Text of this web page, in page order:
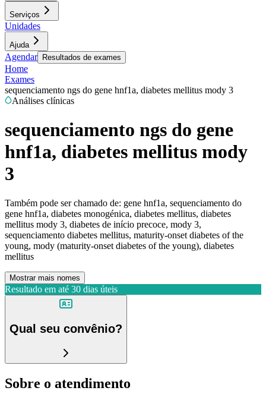
Serviços
Unidades
Ajuda
Agendar Resultados de exames
Home
Exames
sequenciamento ngs do gene hnf1a, diabetes mellitus mody 3
Análises clínicas
sequenciamento ngs do gene
hnf1a, diabetes mellitus mody
3
Também pode ser chamado de: gene hnf1a, sequenciamento do
gene hnf1a, diabetes monogénica, diabetes mellitus, diabetes
mellitus mody 3, diabetes de início precoce, mody 3,
sequenciamento diabetes mellitus, maturity-onset diabetes of the
young, mody (maturity-onset diabetes of the young), diabetes
mellitus
Mostrar mais nomes
Resultado em até 30 dias úteis
Qual seu convênio?
Sobre o atendimento